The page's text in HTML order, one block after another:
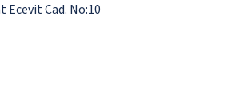
Ecevit Cad. No:10